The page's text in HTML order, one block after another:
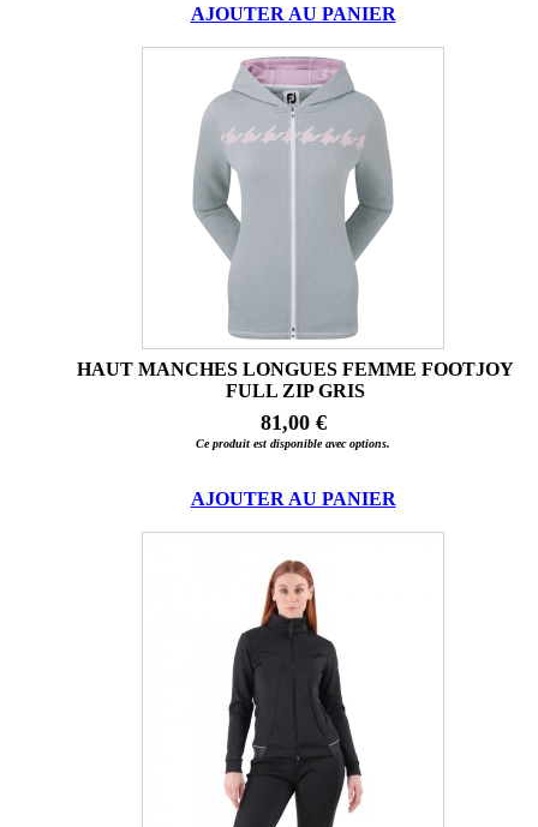
AJOUTER AU PANIER
HAUT MANCHES LONGUES FEMME FOOTJOY
FULL ZIP GRIS
81,00 €
Ce produit est disponible avec options.
AJOUTER AU PANIER